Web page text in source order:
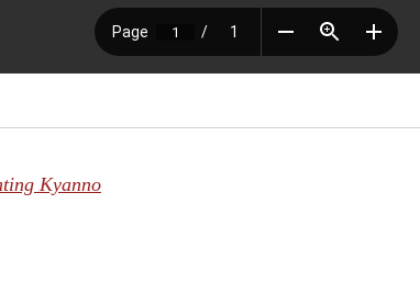
Kyanno